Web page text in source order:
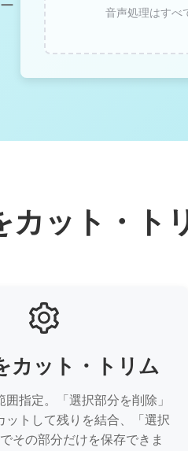
音声処理はすべ
ット・ト
カット・トリム
指定。「選択部分を削除」
ットして残りを結合、「選択
その部分だけを保存できま